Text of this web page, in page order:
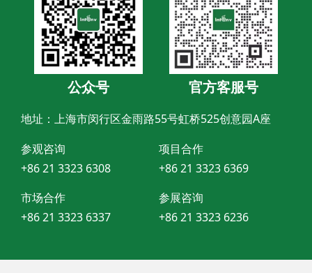
公众号 官方客服号
地址：上海市闵行区金雨路55号虹桥525创意园A座
参观咨询
+86 21 3323 6308
项目合作
+86 21 3323 6369
市场合作
+86 21 3323 6337
参展咨询
+86 21 3323 6236